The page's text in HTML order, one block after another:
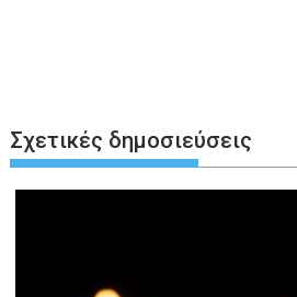
Σχετικές δημοσιεύσεις